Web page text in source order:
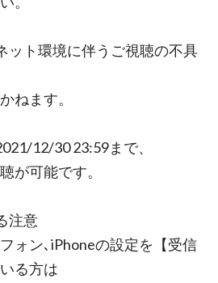
ット環境に伴うご視聴の不具
ねます。
12/30 23:59まで、
が可能です。
注意
ォン､iPhoneの設定を【受信
る方は